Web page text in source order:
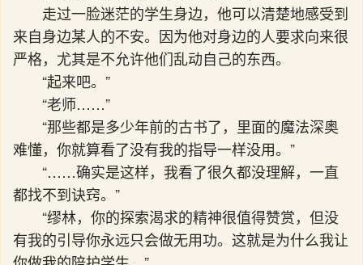
走过一脸迷茫的学生身边，他可以清楚地感受到
来自身边某人的不安。因为他对身边的人要求向来很
严格，尤其是不允许他们乱动自己的东西。
“起来吧。”
“老师……”
“那些都是多少年前的古书了，里面的魔法深奥
难懂，你就算看了没有我的指导一样没用。”
“……确实是这样，我看了很久都没理解，一直
都找不到诀窍。”
“缪林，你的探索渴求的精神很值得赞赏，但没
有我的引导你永远只会做无用功。这就是为什么我让